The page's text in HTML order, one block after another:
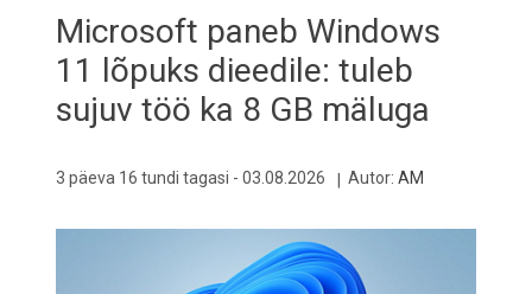
Microsoft paneb Windows
11 lõpuks dieedile: tuleb
sujuv töö ka 8 GB mäluga
3 päeva 16 tundi tagasi - 03.08.2026 Autor: AM